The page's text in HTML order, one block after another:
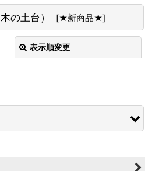
の土台） [★新商品★]
表示順変更